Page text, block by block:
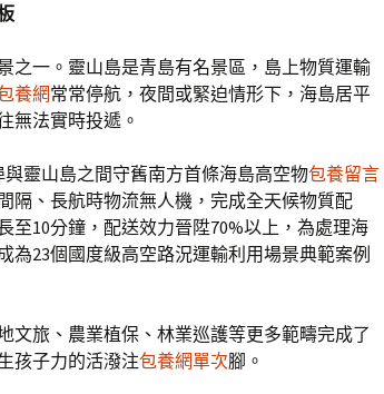
之一。靈山島是青島有名景區，島上物質運輸
養網常常停航，夜間或緊迫情形下，海島居平
無法實時投遞。
靈山島之間守舊南方首條海島高空物包養留言
隔、長航時物流無人機，完成全天候物質配
至10分鐘，配送效力晉陞70%以上，為處理海
為23個國度級高空路況運輸利用場景典範案例
文旅、農業植保、林業巡護等更多範疇完成了
孩子力的活潑注包養網單次腳。